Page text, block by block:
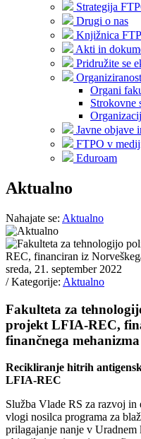
Strategija
Drugi o nas
Knjižnica
Akti in
Pridružite se
Organiziranost
Organi
Strokovne
Javne objave
FTPO v
Eduroam
Aktualno
Nahajate se: Aktualno
sreda, 21. september 2022
/ Kategorije: Aktualno
Fakulteta za
projekt LFIA-REC,
finančnega
Recikliranje hitrih
LFIA-REC
Služba Vlade RS za razvoj
vlogi nosilca programa za
prilagajanje nanje v